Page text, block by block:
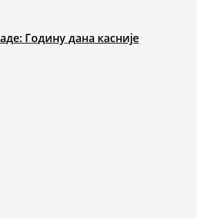
Годину дана касније